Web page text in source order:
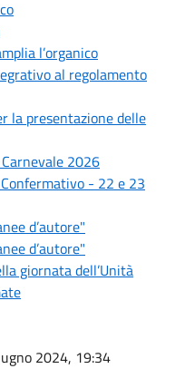
l’organico
al regolamento
la presentazione delle
2026
- 22 e 23
d’autore"
d’autore"
giornata dell’Unità
2024, 19:34